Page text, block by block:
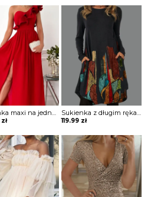
Sukienka maxi na jedno ramię z falbaną
zł
Sukienka z długim rękawem z kieszeniami
119.99 zł